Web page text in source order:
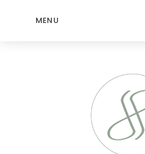
MENU